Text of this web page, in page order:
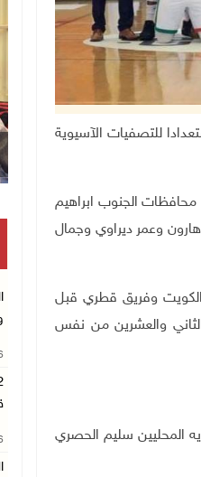
استعدادا للتصفيات الآسيوية
الجنوب ابراهيم
وعمر ديراوي وجمال
وفريق قطري قبل
الثاني والعشرين من نفس
المحليين سليم الحصري